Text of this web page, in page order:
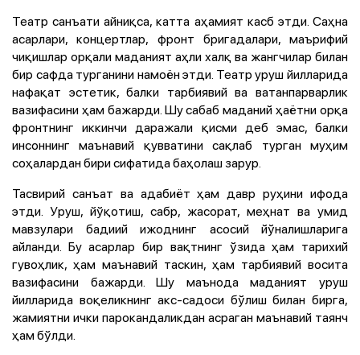
Театр санъати айниқса, катта аҳамият касб этди. Саҳна
асарлари, концертлар, фронт бригадалари, маърифий
чиқишлар орқали маданият аҳли халқ ва жангчилар билан
бир сафда турганини намоён этди. Театр уруш йилларида
нафақат эстетик, балки тарбиявий ва ватанпарварлик
вазифасини ҳам бажарди. Шу сабаб маданий ҳаётни орқа
фронтнинг иккинчи даражали қисми деб эмас, балки
инсоннинг маънавий қувватини сақлаб турган муҳим
соҳалардан бири сифатида баҳолаш зарур.
Тасвирий санъат ва адабиёт ҳам давр руҳини ифода
этди. Уруш, йўқотиш, сабр, жасорат, меҳнат ва умид
мавзулари бадиий ижоднинг асосий йўналишларига
айланди. Бу асарлар бир вақтнинг ўзида ҳам тарихий
гувоҳлик, ҳам маънавий таскин, ҳам тарбиявий восита
вазифасини бажарди. Шу маънода маданият уруш
йилларида воқеликнинг акс-садоси бўлиш билан бирга,
жамиятни ички парокандаликдан асраган маънавий таянч
ҳам бўлди.